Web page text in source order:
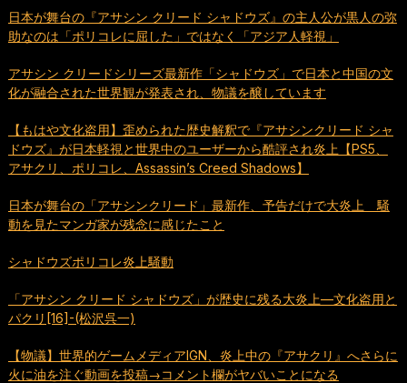
日本が舞台の『アサシン クリード シャドウズ』の主人公が黒人の弥
助なのは「ポリコレに屈した」ではなく「アジア人軽視」
アサシン クリードシリーズ最新作「シャドウズ」で日本と中国の文
化が融合された世界観が発表され、物議を醸しています
【もはや文化盗用】歪められた歴史解釈で『アサシンクリード シャ
ドウズ』が日本軽視と世界中のユーザーから酷評され炎上【PS5、
アサクリ、ポリコレ、Assassin’s Creed Shadows】
日本が舞台の「アサシンクリード」最新作、予告だけで大炎上 騒
動を見たマンガ家が残念に感じたこと
シャドウズポリコレ炎上騒動
「アサシン クリード シャドウズ」が歴史に残る大炎上—文化盗用と
パクリ[16]-(松沢呉一)
【物議】世界的ゲームメディアIGN、炎上中の『アサクリ』へさらに
火に油を注ぐ動画を投稿→コメント欄がヤバいことになる